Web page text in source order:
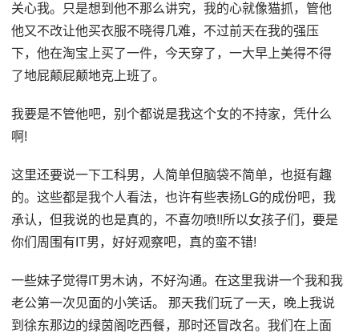
关心我。只是想到他不那么讲究，我的心就像猫抓，管他
他又不改让他买衣服不晓得几难，不过前天在我的强压
下，他在淘宝上买了一件，今天穿了，一大早上美得不得
了地屁颠屁颠地克上班了。
我要是不管他吧，别个都说是我这个女的不持家，凭什么
啊!
这里还要说一下工科男，人简单但脑袋不简单，也挺有趣
的。这些都是我个人看法，也许有些表扬LG的成份吧，我
承认，但我说的也是真的，不喜勿喷!!所以女孩子们，要是
你们周围有IT男，好好观察吧，真的蛮不错!
一些妹子觉得IT男木讷，不好沟通。在这里我讲一个我和我
老公第一次见面的小笑话。 那天我们玩了一天，晚上我说
到徐东那边的绿茵阁吃西餐，那时还冒改名。我们在上面